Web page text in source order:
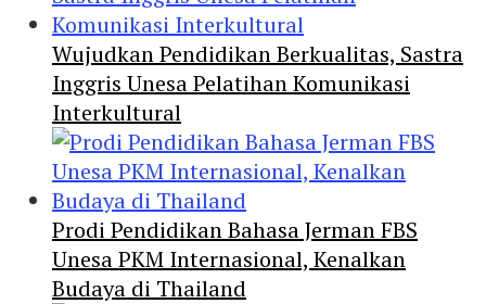
Wujudkan Pendidikan Berkualitas, Sastra
Inggris Unesa Pelatihan Komunikasi
Interkultural
Prodi Pendidikan Bahasa Jerman FBS
Unesa PKM Internasional, Kenalkan
Budaya di Thailand